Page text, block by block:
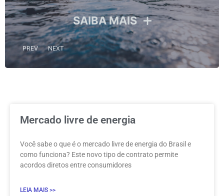
SAIBA MAIS
PREV NEXT
Mercado livre de energia
Você sabe o que é o mercado livre de energia do Brasil e
como funciona? Este novo tipo de contrato permite
acordos diretos entre consumidores
LEIA MAIS >>